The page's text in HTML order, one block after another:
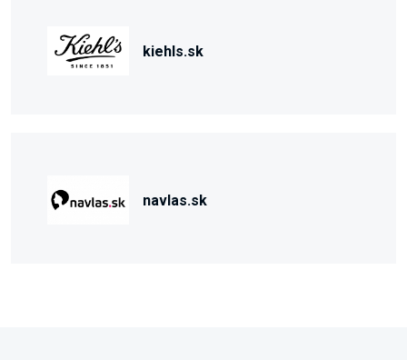
kiehls.sk
navlas.sk